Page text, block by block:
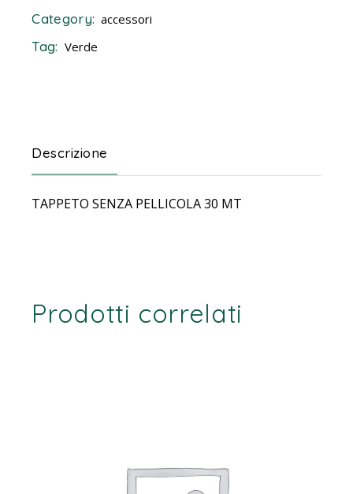
Category: accessori
Tag: Verde
Descrizione
TAPPETO SENZA PELLICOLA 30 MT
Prodotti correlati